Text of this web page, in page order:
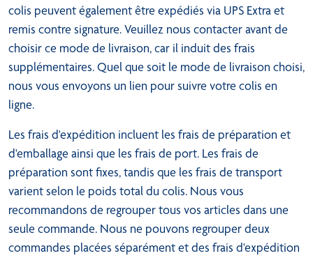
colis peuvent également être expédiés via UPS Extra et
remis contre signature. Veuillez nous contacter avant de
choisir ce mode de livraison, car il induit des frais
supplémentaires. Quel que soit le mode de livraison choisi,
nous vous envoyons un lien pour suivre votre colis en
ligne.
Les frais d'expédition incluent les frais de préparation et
d'emballage ainsi que les frais de port. Les frais de
préparation sont fixes, tandis que les frais de transport
varient selon le poids total du colis. Nous vous
recommandons de regrouper tous vos articles dans une
seule commande. Nous ne pouvons regrouper deux
commandes placées séparément et des frais d'expédition